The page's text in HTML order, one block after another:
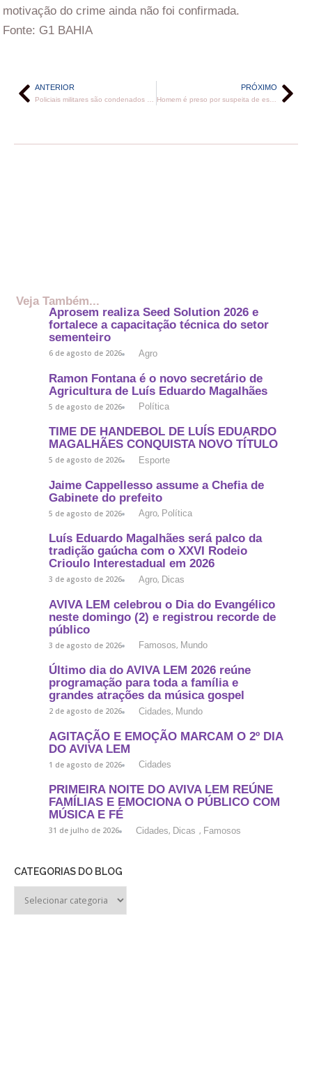
motivação do crime ainda não foi confirmada.
Fonte: G1 BAHIA
ANTERIOR
Policiais militares são condenados a 38 anos de prisão por matarem professores na Bahia
PRÓXIMO
Homem é preso por suspeita de estuprar a filha de 10 anos com a ajuda do filho adolescente na Bahia
Veja Também...
Aprosem realiza Seed Solution 2026 e
fortalece a capacitação técnica do setor
sementeiro
6 de agosto de 2026 Agro
Ramon Fontana é o novo secretário de
Agricultura de Luís Eduardo Magalhães
5 de agosto de 2026 Política
TIME DE HANDEBOL DE LUÍS EDUARDO
MAGALHÃES CONQUISTA NOVO TÍTULO
5 de agosto de 2026 Esporte
Jaime Cappellesso assume a Chefia de
Gabinete do prefeito
5 de agosto de 2026 Agro, Política
Luís Eduardo Magalhães será palco da
tradição gaúcha com o XXVI Rodeio
Crioulo Interestadual em 2026
3 de agosto de 2026 Agro, Dicas
AVIVA LEM celebrou o Dia do Evangélico
neste domingo (2) e registrou recorde de
público
3 de agosto de 2026 Famosos, Mundo
Último dia do AVIVA LEM 2026 reúne
programação para toda a família e
grandes atrações da música gospel
2 de agosto de 2026 Cidades, Mundo
AGITAÇÃO E EMOÇÃO MARCAM O 2º DIA
DO AVIVA LEM
1 de agosto de 2026 Cidades
PRIMEIRA NOITE DO AVIVA LEM REÚNE
FAMÍLIAS E EMOCIONA O PÚBLICO COM
MÚSICA E FÉ
31 de julho de 2026 Cidades, Dicas , Famosos
CATEGORIAS DO BLOG